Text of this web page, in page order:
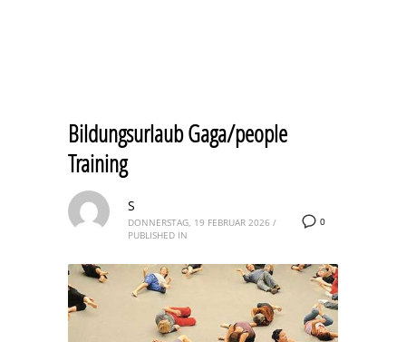
Bildungsurlaub Gaga/people
Training
0
S
DONNERSTAG, 19 FEBRUAR 2026 /
PUBLISHED IN